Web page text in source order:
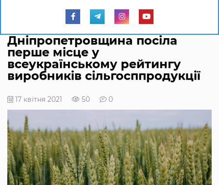
Дніпропетровщина посіла
перше місце у
всеукраїнському рейтингу
виробників сільгосппродукції
17 квітня 2021 50 0